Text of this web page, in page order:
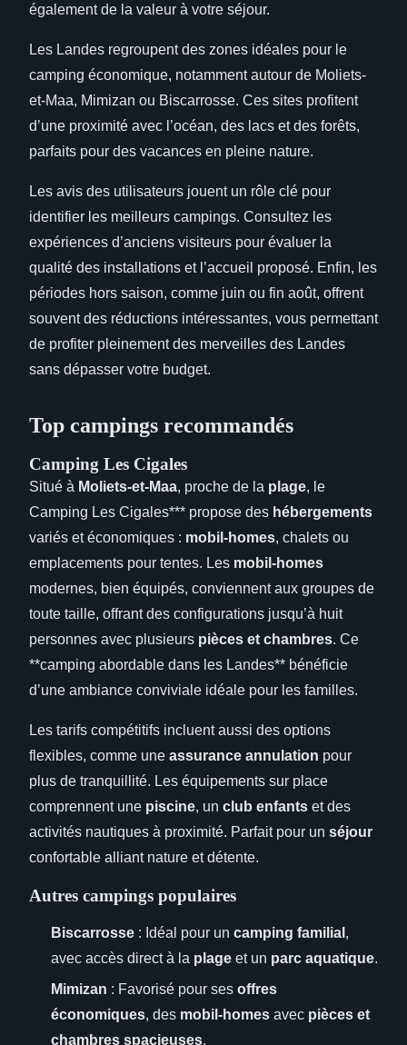
également de la valeur à votre séjour.
Les Landes regroupent des zones idéales pour le
camping économique, notamment autour de Moliets-
et-Maa, Mimizan ou Biscarrosse. Ces sites profitent
d’une proximité avec l’océan, des lacs et des forêts,
parfaits pour des vacances en pleine nature.
Les avis des utilisateurs jouent un rôle clé pour
identifier les meilleurs campings. Consultez les
expériences d’anciens visiteurs pour évaluer la
qualité des installations et l’accueil proposé. Enfin, les
périodes hors saison, comme juin ou fin août, offrent
souvent des réductions intéressantes, vous permettant
de profiter pleinement des merveilles des Landes
sans dépasser votre budget.
Top campings recommandés
Camping Les Cigales
Situé à Moliets-et-Maa, proche de la plage, le
Camping Les Cigales*** propose des hébergements
variés et économiques : mobil-homes, chalets ou
emplacements pour tentes. Les mobil-homes
modernes, bien équipés, conviennent aux groupes de
toute taille, offrant des configurations jusqu’à huit
personnes avec plusieurs pièces et chambres. Ce
**camping abordable dans les Landes** bénéficie
d’une ambiance conviviale idéale pour les familles.
Les tarifs compétitifs incluent aussi des options
flexibles, comme une assurance annulation pour
plus de tranquillité. Les équipements sur place
comprennent une piscine, un club enfants et des
activités nautiques à proximité. Parfait pour un séjour
confortable alliant nature et détente.
Autres campings populaires
Biscarrosse : Idéal pour un camping familial ,
avec accès direct à la plage et un parc aquatique.
Mimizan : Favorisé pour ses offres
économiques, des mobil-homes avec pièces et
chambres spacieuses.